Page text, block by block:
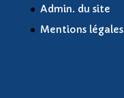
Admin. du site
Mentions légales